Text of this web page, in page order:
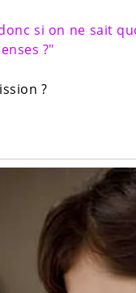
si on ne sait
?"
?